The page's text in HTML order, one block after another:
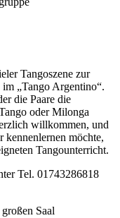
Tangoszene zur
„Tango Argentino“.
die Paare die
oder Milonga
willkommen, und
kennenlernen möchte,
Tangounterricht.
Tel. 01743286818
Saal